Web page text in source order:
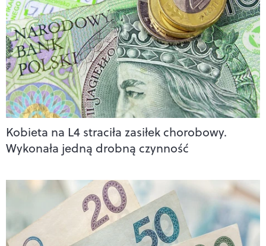
Kobieta na L4 straciła zasiłek chorobowy.
Wykonała jedną drobną czynność